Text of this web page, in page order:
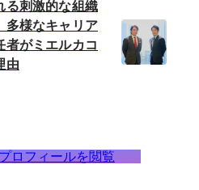
る刺激的な組織
多様なキャリア
者がミエルカコ
由
ロフィールを閲覧